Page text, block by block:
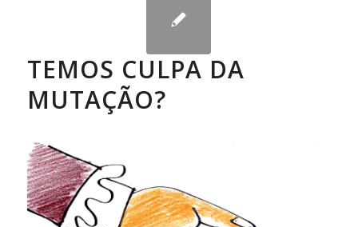
TEMOS CULPA DA
MUTAÇÃO?